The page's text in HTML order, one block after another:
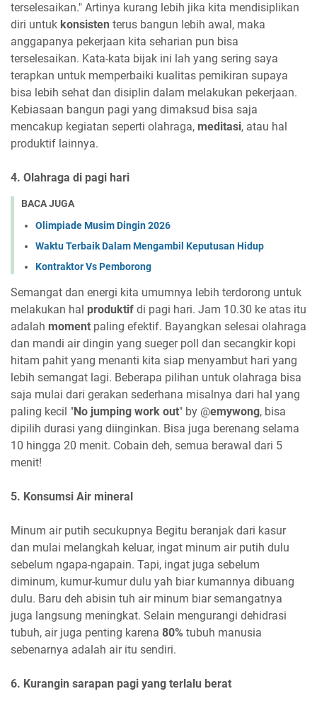
terselesaikan." Artinya kurang lebih jika kita mendisiplikan
diri untuk konsisten terus bangun lebih awal, maka
anggapanya pekerjaan kita seharian pun bisa
terselesaikan. Kata-kata bijak ini lah yang sering saya
terapkan untuk memperbaiki kualitas pemikiran supaya
bisa lebih sehat dan disiplin dalam melakukan pekerjaan.
Kebiasaan bangun pagi yang dimaksud bisa saja
mencakup kegiatan seperti olahraga, meditasi, atau hal
produktif lainnya.
4. Olahraga di pagi hari
BACA JUGA
Olimpiade Musim Dingin 2026
Waktu Terbaik Dalam Mengambil Keputusan Hidup
Kontraktor Vs Pemborong
Semangat dan energi kita umumnya lebih terdorong untuk
melakukan hal produktif di pagi hari. Jam 10.30 ke atas itu
adalah moment paling efektif. Bayangkan selesai olahraga
dan mandi air dingin yang sueger poll dan secangkir kopi
hitam pahit yang menanti kita siap menyambut hari yang
lebih semangat lagi. Beberapa pilihan untuk olahraga bisa
saja mulai dari gerakan sederhana misalnya dari hal yang
paling kecil "No jumping work out" by @emywong, bisa
dipilih durasi yang diinginkan. Bisa juga berenang selama
10 hingga 20 menit. Cobain deh, semua berawal dari 5
menit!
5. Konsumsi Air mineral
Minum air putih secukupnya Begitu beranjak dari kasur
dan mulai melangkah keluar, ingat minum air putih dulu
sebelum ngapa-ngapain. Tapi, ingat juga sebelum
diminum, kumur-kumur dulu yah biar kumannya dibuang
dulu. Baru deh abisin tuh air minum biar semangatnya
juga langsung meningkat. Selain mengurangi dehidrasi
tubuh, air juga penting karena 80% tubuh manusia
sebenarnya adalah air itu sendiri.
6. Kurangin sarapan pagi yang terlalu berat